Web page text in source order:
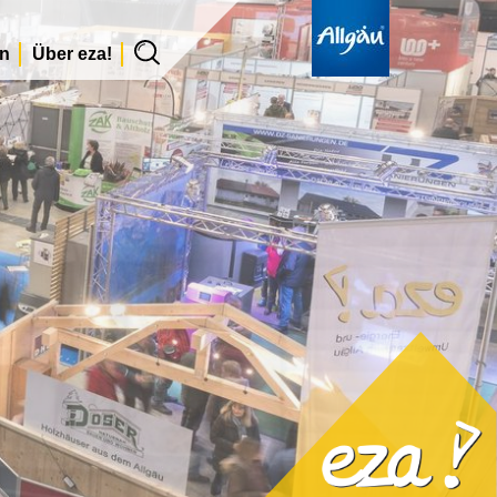
Über eza!